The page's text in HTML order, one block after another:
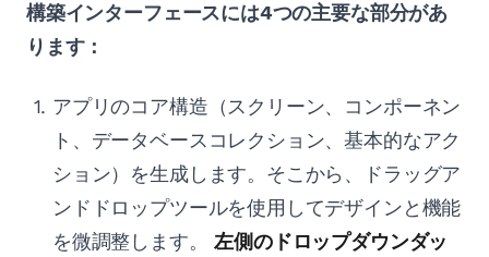
構築インターフェースには4つの主要な部分があ
ります：
アプリのコア構造（スクリーン、コンポーネン
ト、データベースコレクション、基本的なアク
ション）を生成します。そこから、ドラッグア
ンドドロップツールを使用してデザインと機能
を微調整します。左側のドロップダウンダッ